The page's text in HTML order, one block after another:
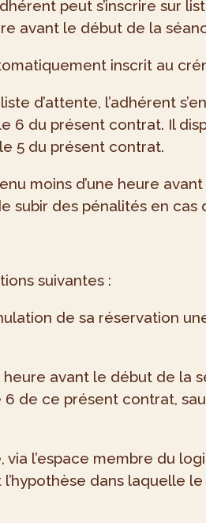
peut s’inscrire sur
avant le début de la
inscrit au
d’attente, l’adhérent
6 du présent contrat. Il
5 du présent contrat.
moins d’une heure
subir des pénalités en cas
suivantes :
de sa réservation
avant le début de la
de ce présent contrat,
l’espace membre du
dans laquelle